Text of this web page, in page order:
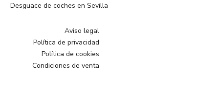
Desguace de coches en Sevilla
Aviso legal
Política de privacidad
Política de cookies
Condiciones de venta